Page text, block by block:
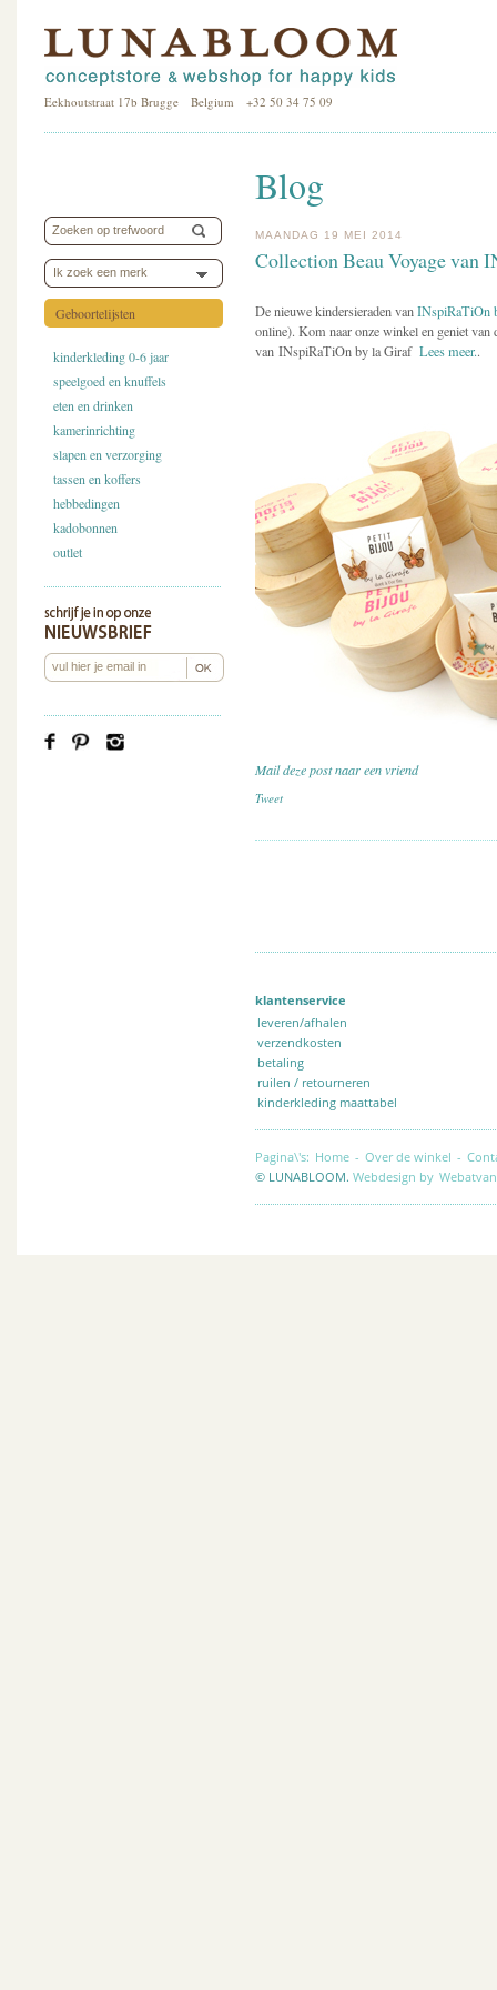
Eekhoutstraat 17b Brugge Belgium +32 50 34 75 09
Ik zoek een merk
Geboortelijsten
kinderkleding 0-6 jaar
speelgoed en knuffels
eten en drinken
kamerinrichting
slapen en verzorging
tassen en koffers
hebbedingen
kadobonnen
outlet
Blog
MAANDAG 19 MEI 2014
Collection Beau Voyage van
De nieuwe kindersieraden vanINspiRaTiOn
online). Kom naar onze winkel en geniet
van INspiRaTiOn by la Giraf Lees meer..
Mail deze post naar een vriend
Tweet
klantenservice
leveren/afhalen
verzendkosten
betaling
ruilen / retourneren
kinderkleding maattabel
Pagina\'s: Home - Over de winkel -
© LUNABLOOM. Webdesign by